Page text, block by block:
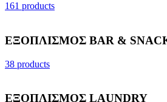
161 products
ΕΞΟΠΛΙΣΜΟΣ BAR &
38 products
ΕΞΟΠΛΙΣΜΟΣ LAUNDRY